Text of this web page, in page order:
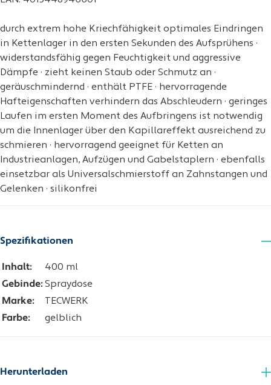
durch extrem hohe Kriechfähigkeit optimales Eindringen
in Kettenlager in den ersten Sekunden des Aufsprühens ·
widerstandsfähig gegen Feuchtigkeit und aggressive
Dämpfe · zieht keinen Staub oder Schmutz an ·
geräuschmindernd · enthält PTFE · hervorragende
Hafteigenschaften verhindern das Abschleudern · geringes
Laufen im ersten Moment des Aufbringens ist notwendig
um die Innenlager über den Kapillareffekt ausreichend zu
schmieren · hervorragend geeignet für Ketten an
Industrieanlagen, Aufzügen und Gabelstaplern · ebenfalls
einsetzbar als Universalschmierstoff an Zahnstangen und
Gelenken · silikonfrei
Spezifikationen
Inhalt:
400 ml
Gebinde: Spraydose
Marke:
TECWERK
Farbe:
gelblich
Herunterladen